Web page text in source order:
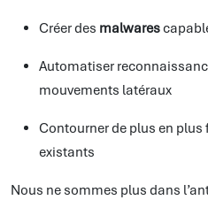
Créer des malwares
Automatiser
mouvements latéraux
Contourner de plus en
existants
Nous ne sommes plus dans